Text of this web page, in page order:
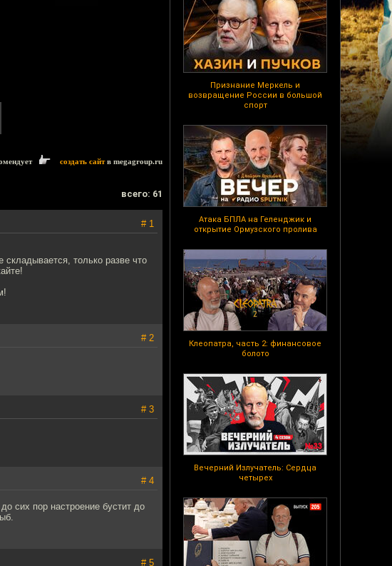
Признание Меркель и
возвращение России в большой
спорт
Атака БПЛА на Геленджик и
открытие Ормузского пролива
Клеопатра, часть 2: финансовое
болото
Вечерний Излучатель: Сердца
четырех
создать сайтв megagroup.ru
всего: 61
# 1
только разве что
# 2
# 3
# 4
сих пор настроение бустит до
# 5